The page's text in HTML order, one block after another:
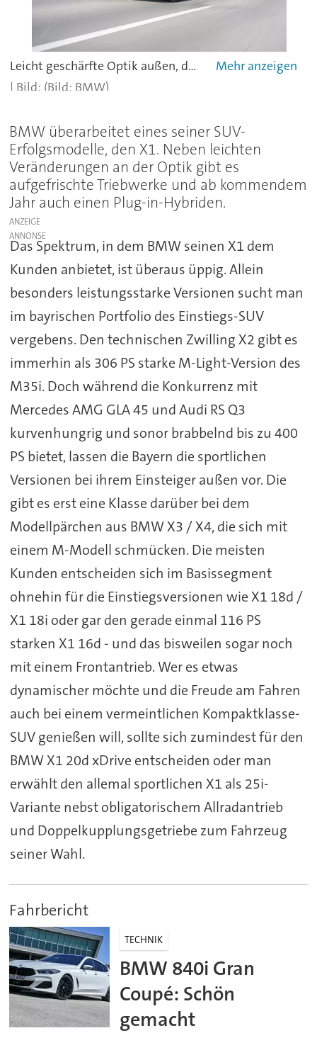
Leicht geschärfte Optik außen, deutlich wertigerer Innenraum: der neue BMW X1 25i xDrive.
(Bild: BMW)
BMW überarbeitet eines seiner SUV-
Erfolgsmodelle, den X1. Neben leichten
Veränderungen an der Optik gibt es
aufgefrischte Triebwerke und ab kommendem
Jahr auch einen Plug-in-Hybriden.
ANZEIGE
Das Spektrum, in dem BMW seinen X1 dem
Kunden anbietet, ist überaus üppig. Allein
besonders leistungsstarke Versionen sucht man
im bayrischen Portfolio des Einstiegs-SUV
vergebens. Den technischen Zwilling X2 gibt es
immerhin als 306 PS starke M-Light-Version des
M35i. Doch während die Konkurrenz mit
Mercedes AMG GLA 45 und Audi RS Q3
kurvenhungrig und sonor brabbelnd bis zu 400
PS bietet, lassen die Bayern die sportlichen
Versionen bei ihrem Einsteiger außen vor. Die
gibt es erst eine Klasse darüber bei dem
Modellpärchen aus BMW X3 / X4, die sich mit
einem M-Modell schmücken. Die meisten
Kunden entscheiden sich im Basissegment
ohnehin für die Einstiegsversionen wie X1 18d /
X1 18i oder gar den gerade einmal 116 PS
starken X1 16d - und das bisweilen sogar noch
mit einem Frontantrieb. Wer es etwas
dynamischer möchte und die Freude am Fahren
auch bei einem vermeintlichen Kompaktklasse-
SUV genießen will, sollte sich zumindest für den
BMW X1 20d xDrive entscheiden oder man
erwählt den allemal sportlichen X1 als 25i-
Variante nebst obligatorischem Allradantrieb
und Doppelkupplungsgetriebe zum Fahrzeug
seiner Wahl.
Fahrbericht
TECHNIK
BMW 840i Gran
Coupé: Schön
gemacht